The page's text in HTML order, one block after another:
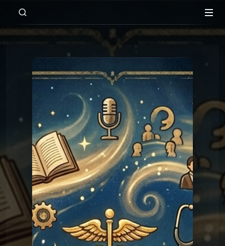
00:00
Les réponses du Graal
Graal 120 - je perds mes cheveux
Les réponses du
Graal
Graal 120 - je perds mes
cheveux
Les réponses du
Graal
Graal 99 - Tromper
'légalement' ?